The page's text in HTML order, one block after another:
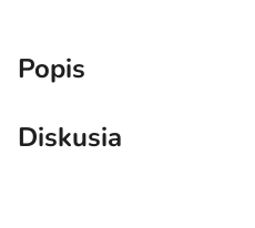
Popis
Diskusia